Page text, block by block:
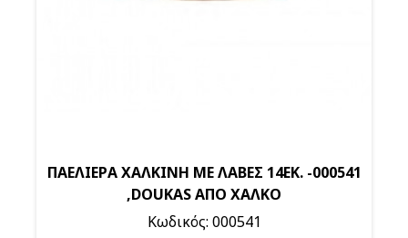
ΠΑΕΛΙΕΡΑ ΧΑΛΚΙΝΗ ΜΕ ΛΑΒΕΣ 14ΕΚ. -000541
,DOUKAS ΑΠΟ ΧΑΛΚΟ
Κωδικός: 000541